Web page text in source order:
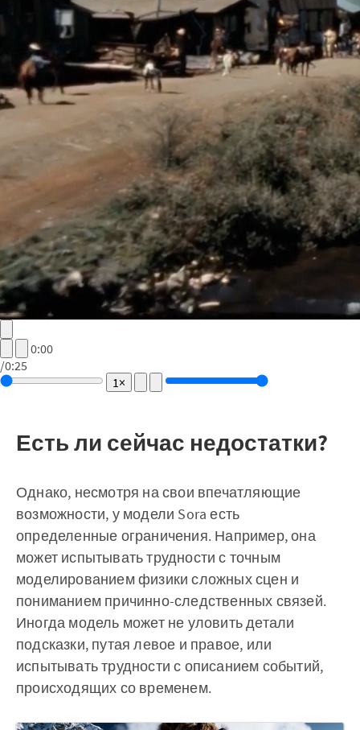
0:00
/0:25
1×
Есть ли сейчас недостатки?
Однако, несмотря на свои впечатляющие
возможности, у модели Sora есть
определенные ограничения. Например, она
может испытывать трудности с точным
моделированием физики сложных сцен и
пониманием причинно-следственных связей.
Иногда модель может не уловить детали
подсказки, путая левое и правое, или
испытывать трудности с описанием событий,
происходящих со временем.